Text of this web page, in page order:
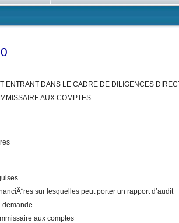
ENTRANT DANS LE CADRE DE DILIGENCES
AUX COMPTES.
sur lesquelles peut porter un rapport d’audit
demande
aux comptes